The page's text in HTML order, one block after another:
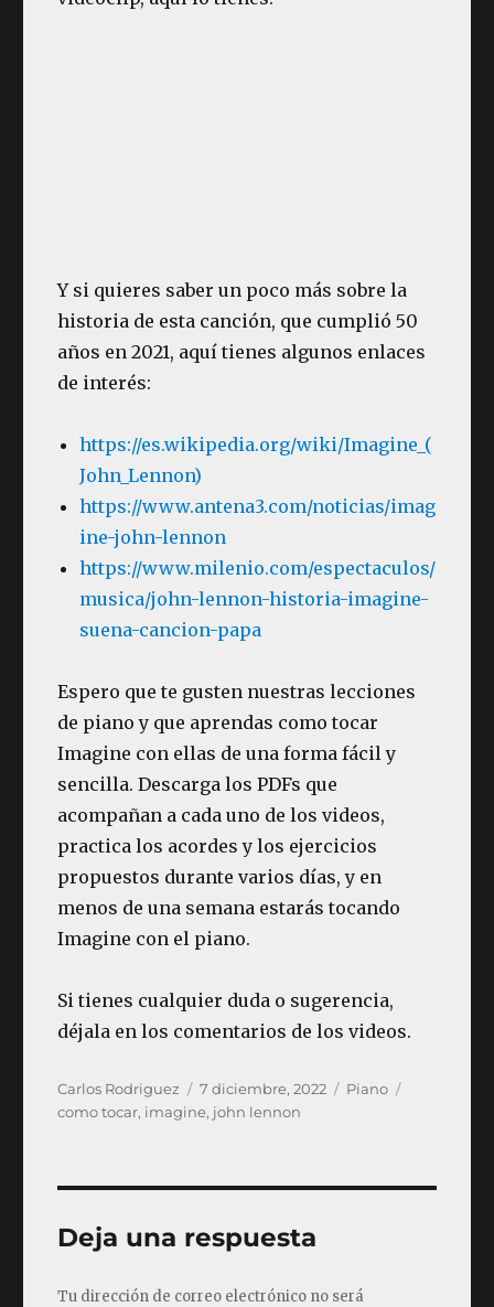
Y si quieres saber un poco más sobre la
historia de esta canción, que cumplió 50
años en 2021, aquí tienes algunos enlaces
de interés:
https://es.wikipedia.org/wiki/Imagine_(
John_Lennon)
https://www.antena3.com/noticias/imag
ine-john-lennon
https://www.milenio.com/espectaculos/
musica/john-lennon-historia-imagine-
suena-cancion-papa
Espero que te gusten nuestras lecciones
de piano y que aprendas como tocar
Imagine con ellas de una forma fácil y
sencilla. Descarga los PDFs que
acompañan a cada uno de los videos,
practica los acordes y los ejercicios
propuestos durante varios días, y en
menos de una semana estarás tocando
Imagine con el piano.
Si tienes cualquier duda o sugerencia,
déjala en los comentarios de los videos.
Autor
Carlos Rodriguez
Publicado
el
7 diciembre, 2022 Categorías
Piano
como tocar, imagine, john lennon
Deja una respuesta
Tu dirección de correo electrónico no será